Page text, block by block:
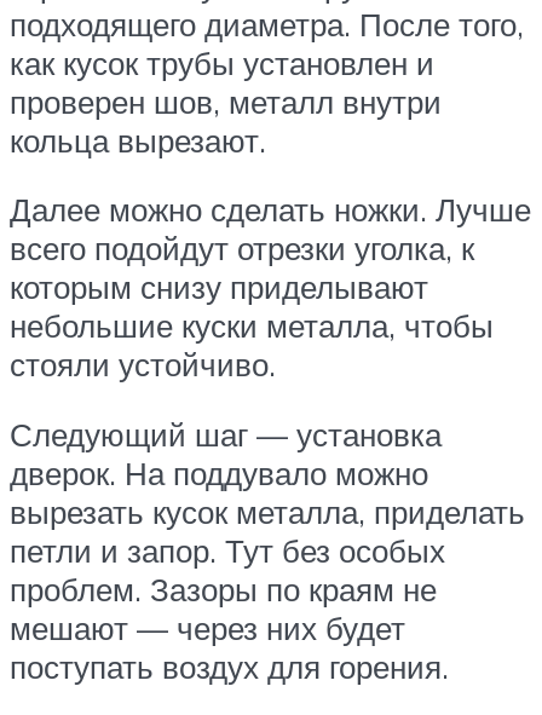
подходящего диаметра. После того,
как кусок трубы установлен и
проверен шов, металл внутри
кольца вырезают.
Далее можно сделать ножки. Лучше
всего подойдут отрезки уголка, к
которым снизу приделывают
небольшие куски металла, чтобы
стояли устойчиво.
Следующий шаг — установка
дверок. На поддувало можно
вырезать кусок металла, приделать
петли и запор. Тут без особых
проблем. Зазоры по краям не
мешают — через них будет
поступать воздух для горения.